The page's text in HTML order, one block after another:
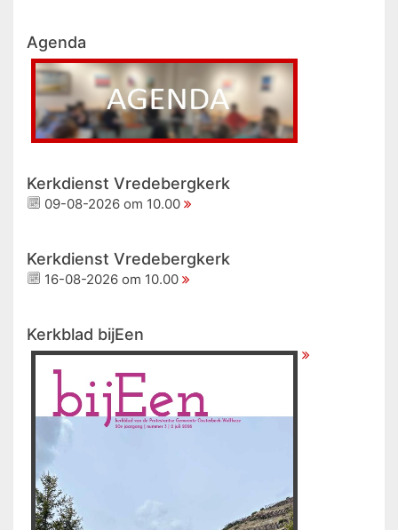
Agenda
Kerkdienst Vredebergkerk
09-08-2026 om 10.00
Kerkdienst Vredebergkerk
16-08-2026 om 10.00
Kerkblad bijEen